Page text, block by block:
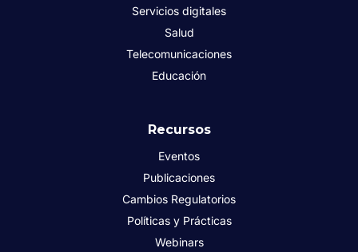
Servicios digitales
Salud
Telecomunicaciones
Educación
Recursos
Eventos
Publicaciones
Cambios Regulatorios
Políticas y Prácticas
Webinars